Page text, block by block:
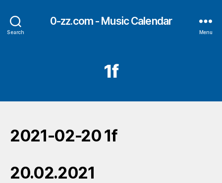
Search
0-zz.com - Music Calendar
Menu
1f
2021-02-20 1f
20.02.2021